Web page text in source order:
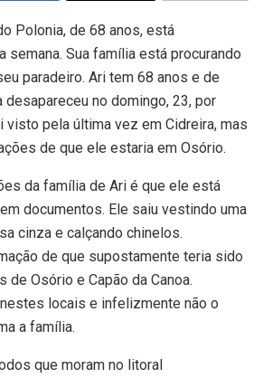
Polonia, de 68 anos, está
semana. Sua família está procurando
paradeiro. Ari tem 68 anos e de
no domingo, 23, por
visto pela última vez em Cidreira, mas
de que ele estaria em Osório.
da família de Ari é que ele está
documentos. Ele saiu vestindo uma
cinza e calçando chinelos.
de que supostamente teria sido
Osório e Capão da Canoa.
locais e infelizmente não o
a família.
que moram no litoral